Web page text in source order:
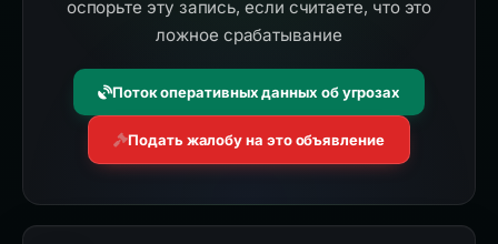
оспорьте эту запись, если считаете, что это
ложное срабатывание
Поток оперативных данных об угрозах
Подать жалобу на это объявление